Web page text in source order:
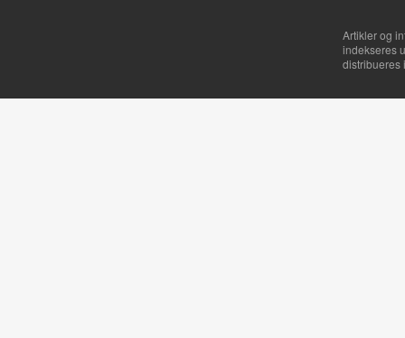
Artikler og
indekseres
distribueres